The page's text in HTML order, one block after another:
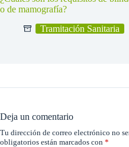
o de mamografía?
Tramitación Sanitaria
Deja un comentario
Tu dirección de correo electrónico no
obligatorios están marcados con *